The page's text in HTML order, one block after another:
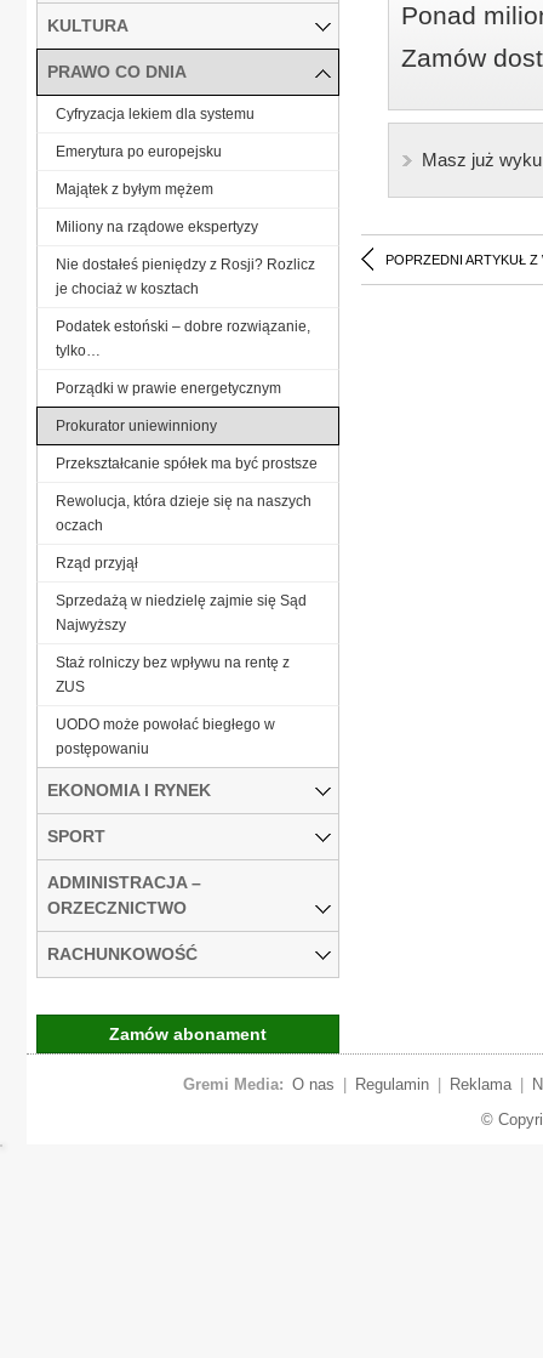
Ponad
Zamów
Masz już
POPRZEDNI ARTYKUŁ Z
KULTURA
PRAWO CO DNIA
Cyfryzacja lekiem dla systemu
Emerytura po europejsku
Majątek z byłym mężem
Miliony na rządowe ekspertyzy
Nie dostałeś pieniędzy z Rosji? Rozlicz
je chociaż w kosztach
Podatek estoński – dobre rozwiązanie,
tylko…
Porządki w prawie energetycznym
Prokurator uniewinniony
Przekształcanie spółek ma być prostsze
Rewolucja, która dzieje się na naszych
oczach
Rząd przyjął
Sprzedażą w niedzielę zajmie się Sąd
Najwyższy
Staż rolniczy bez wpływu na rentę z
ZUS
UODO może powołać biegłego w
postępowaniu
EKONOMIA I RYNEK
SPORT
ADMINISTRACJA –
ORZECZNICTWO
RACHUNKOWOŚĆ
Zamów abonament
Gremi Media: O nas Regulamin Reklama
©